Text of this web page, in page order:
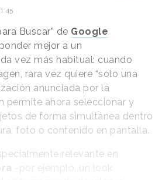
Buscar” de Google
mejor a un
vez más habitual: cuando
rara vez quiere “solo una
anunciada por la
permite ahora seleccionar y
de forma simultánea dentro
foto o contenido en pantalla.
relevante en
-por ejemplo, un look